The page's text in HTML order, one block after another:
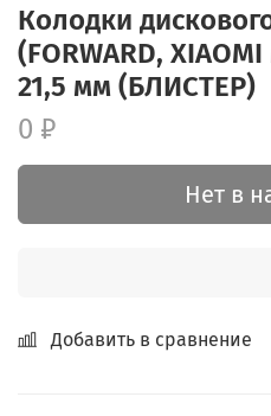
Колодки
(FORWARD,
21,5 мм (БЛИСТЕР)
0 ₽
Нет в
Добавить в сравнение